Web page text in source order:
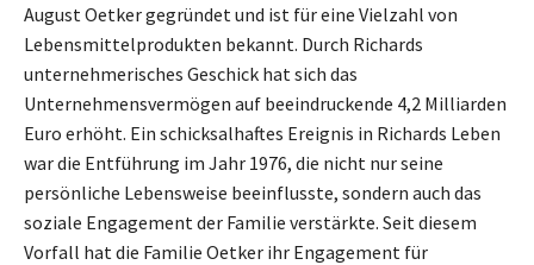
August Oetker gegründet und ist für eine Vielzahl von
Lebensmittelprodukten bekannt. Durch Richards
unternehmerisches Geschick hat sich das
Unternehmensvermögen auf beeindruckende 4,2 Milliarden
Euro erhöht. Ein schicksalhaftes Ereignis in Richards Leben
war die Entführung im Jahr 1976, die nicht nur seine
persönliche Lebensweise beeinflusste, sondern auch das
soziale Engagement der Familie verstärkte. Seit diesem
Vorfall hat die Familie Oetker ihr Engagement für